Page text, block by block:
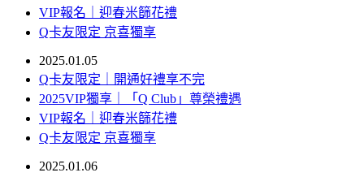
VIP報名｜迎春米篩花禮
Q卡友限定 京喜獨享
2025.01.05
Q卡友限定｜開通好禮享不完
2025VIP獨享｜「Q Club」尊榮禮遇
VIP報名｜迎春米篩花禮
Q卡友限定 京喜獨享
2025.01.06